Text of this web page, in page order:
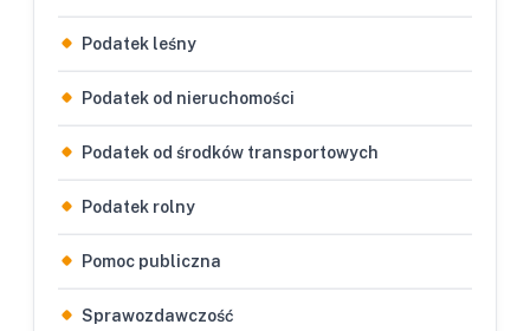
Podatek leśny
Podatek od nieruchomości
Podatek od środków transportowych
Podatek rolny
Pomoc publiczna
Sprawozdawczość